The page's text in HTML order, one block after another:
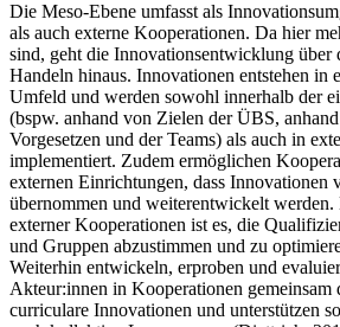
Die Meso-Ebene umfasst als
als auch externe Kooperationen. Da hier
sind, geht die Innovationsentwicklung über
Handeln hinaus. Innovationen entstehen in
Umfeld und werden sowohl innerhalb der
(bspw. anhand von Zielen der ÜBS,
Vorgesetzen und der Teams) als auch in
implementiert. Zudem ermöglichen
externen Einrichtungen, dass Innovationen
übernommen und weiterentwickelt werden.
externer Kooperationen ist es, die
und Gruppen abzustimmen und zu
Weiterhin entwickeln, erproben und
Akteur:innen in Kooperationen gemeinsam
curriculare Innovationen und unterstützen